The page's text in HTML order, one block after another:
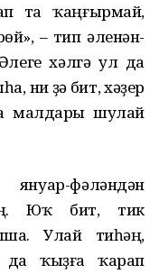
та ҡаңғырмай,
– тип әленән-
хәлгә ул да
ни ҙә бит, хәҙер
малдары шулай
фәләндән
Юҡ бит, тик
Улай тиһәң,
да ҡыҙға ҡарап